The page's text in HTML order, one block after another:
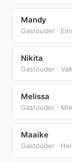
Mandy
Gastouder ·
Nikita
Gastouder ·
Melissa
Gastouder ·
Maaike
Gastouder ·